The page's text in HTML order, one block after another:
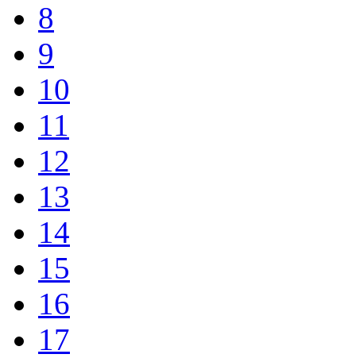
8
9
10
11
12
13
14
15
16
17